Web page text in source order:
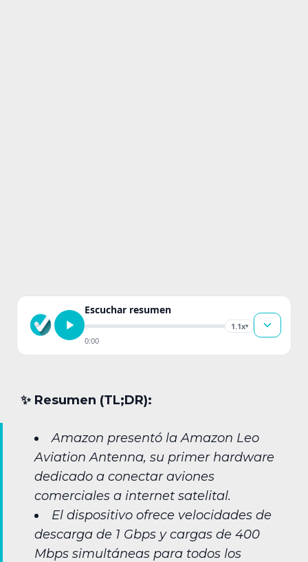
Escuchar resumen
1.1x▾
0:00
✨︎ Resumen (TL;DR):
Amazon presentó la Amazon Leo
Aviation Antenna, su primer hardware
dedicado a conectar aviones
comerciales a internet satelital.
El dispositivo ofrece velocidades de
descarga de 1 Gbps y cargas de 400
Mbps simultáneas para todos los